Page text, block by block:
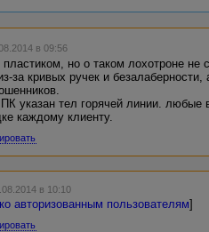
в 09:56
пластиком, но о таком лохотроне
за кривых ручек и
указан тел горячей линии. любые
каждому клиенту.
в 10:10
авторизованным пользователям]